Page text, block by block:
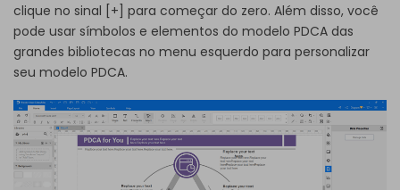
clique no sinal [+] para começar do zero. Além disso, você
pode usar símbolos e elementos do modelo PDCA das
grandes bibliotecas no menu esquerdo para personalizar
seu modelo PDCA.